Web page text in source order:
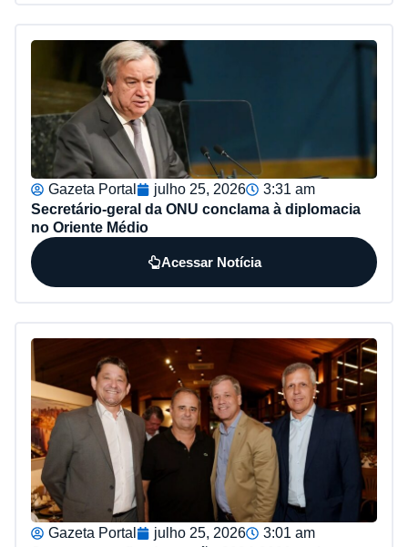
Gazeta Portal julho 25, 2026
3:31 am
Secretário-geral da ONU conclama à diplomacia
no Oriente Médio
Acessar Notícia
Gazeta Portal julho 25, 2026
3:01 am